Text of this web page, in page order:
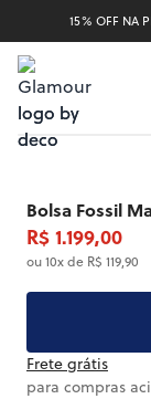
15% OFF NA
Bolsa Fossil
R$ 1.199,00
ou 10x de R$ 119,90
Frete grátis
para compras